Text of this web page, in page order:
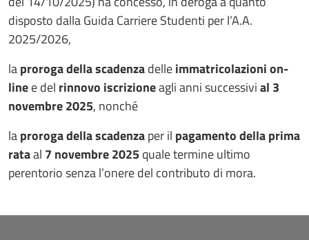
disposto dalla Guida Carriere Studenti per l’A.A.
2025/2026,
laproroga della scadenzadelleimmatricolazioni on-
linee del rinnovo iscrizioneagli anni successivial 3
novembre 2025, nonché
laproroga della scadenzaper il pagamento della prima
rataal 7 novembre 2025quale termine ultimo
perentorio senza l’onere del contributo di mora.